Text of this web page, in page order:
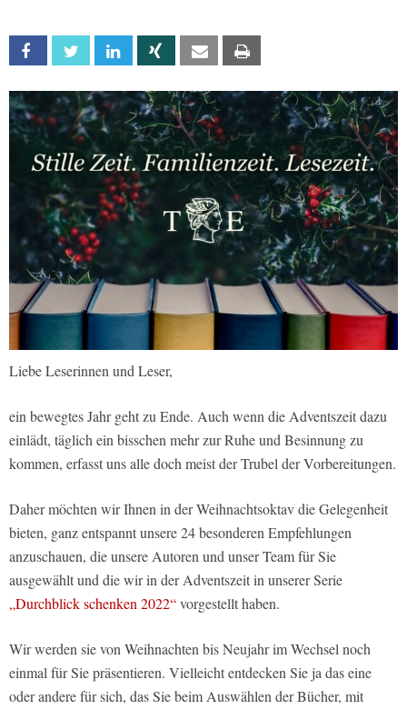
Facebook Twitter Linkedin Xing Email
Liebe Leserinnen und Leser,
ein bewegtes Jahr geht zu Ende. Auch wenn die Adventszeit dazu
einlädt, täglich ein bisschen mehr zur Ruhe und Besinnung zu
kommen, erfasst uns alle doch meist der Trubel der Vorbereitungen.
Daher möchten wir Ihnen in der Weihnachtsoktav die Gelegenheit
bieten, ganz entspannt unsere 24 besonderen Empfehlungen
anzuschauen, die unsere Autoren und unser Team für Sie
ausgewählt und die wir in der Adventszeit in unserer Serie
„Durchblick schenken 2022“vorgestellt haben.
Wir werden sie von Weihnachten bis Neujahr im Wechsel noch
einmal für Sie präsentieren. Vielleicht entdecken Sie ja das eine
oder andere für sich, das Sie beim Auswählen der Bücher, mit